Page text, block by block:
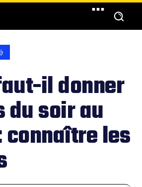
il donner
du soir au
connaître les